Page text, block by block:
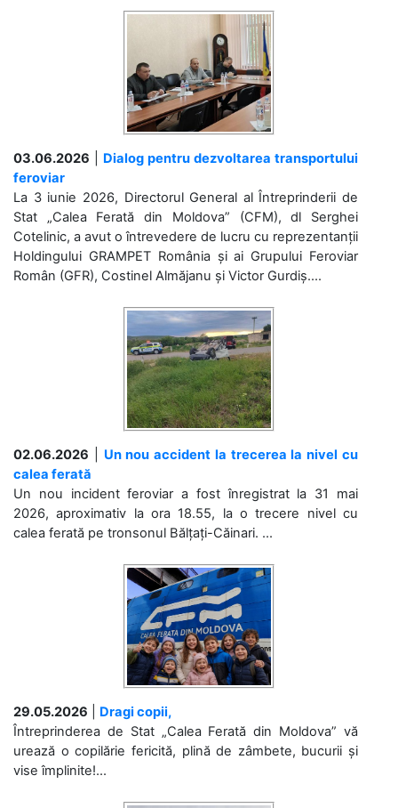
03.06.2026
Dialog pentru dezvoltarea transportului
feroviar
La 3 iunie 2026, Directorul General al Întreprinderii de
Stat „Calea Ferată din Moldova” (CFM), dl Serghei
Cotelinic, a avut o întrevedere de lucru cu reprezentanții
Holdingului GRAMPET România și ai Grupului Feroviar
Român (GFR), Costinel Almăjanu și Victor Gurdiș....
02.06.2026
Un nou accident la trecerea la nivel cu
calea ferată
Un nou incident feroviar a fost înregistrat la 31 mai
2026, aproximativ la ora 18.55, la o trecere nivel cu
calea ferată pe tronsonul Bălțați-Căinari. ...
29.05.2026
Dragi copii,
Întreprinderea de Stat „Calea Ferată din Moldova” vă
urează o copilărie fericită, plină de zâmbete, bucurii și
vise împlinite!...